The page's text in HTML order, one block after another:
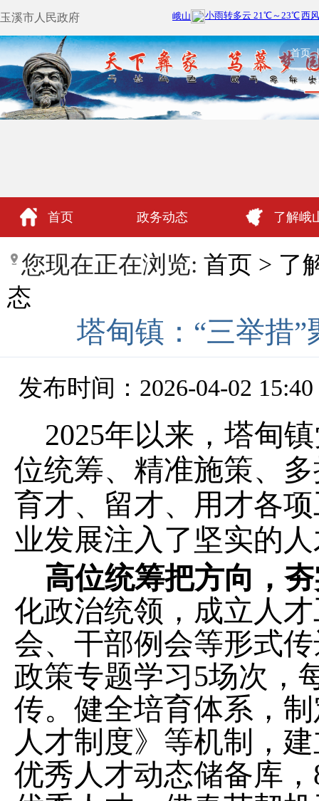
玉溪市人民政府
首页
首页 政务动态 了解峨
政民互动
您现在正在浏览: 首页 > 了
态
塔甸镇：“三举措
发布时间：2026-04-02 15:40
2025年以来，塔甸
位统筹、精准施策、
育才、留才、用才各
业发展注入了坚实的
高位统筹把方向，
化政治统领，成立人
会、干部例会等形式
政策专题学习5场次，
传。健全培育体系，
人才制度》等机制，
优秀人才动态储备库，